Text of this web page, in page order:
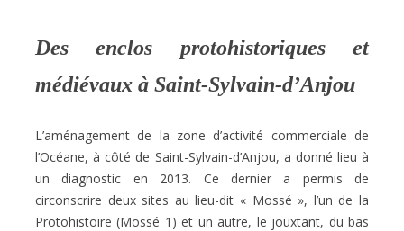
Des enclos protohistoriques et
médiévaux à Saint-Sylvain-d’Anjou
L’aménagement de la zone d’activité commerciale de
l’Océane, à côté de Saint-Sylvain-d’Anjou, a donné lieu à
un diagnostic en 2013. Ce dernier a permis de
circonscrire deux sites au lieu-dit « Mossé », l’un de la
Protohistoire (Mossé 1) et un autre, le jouxtant, du bas